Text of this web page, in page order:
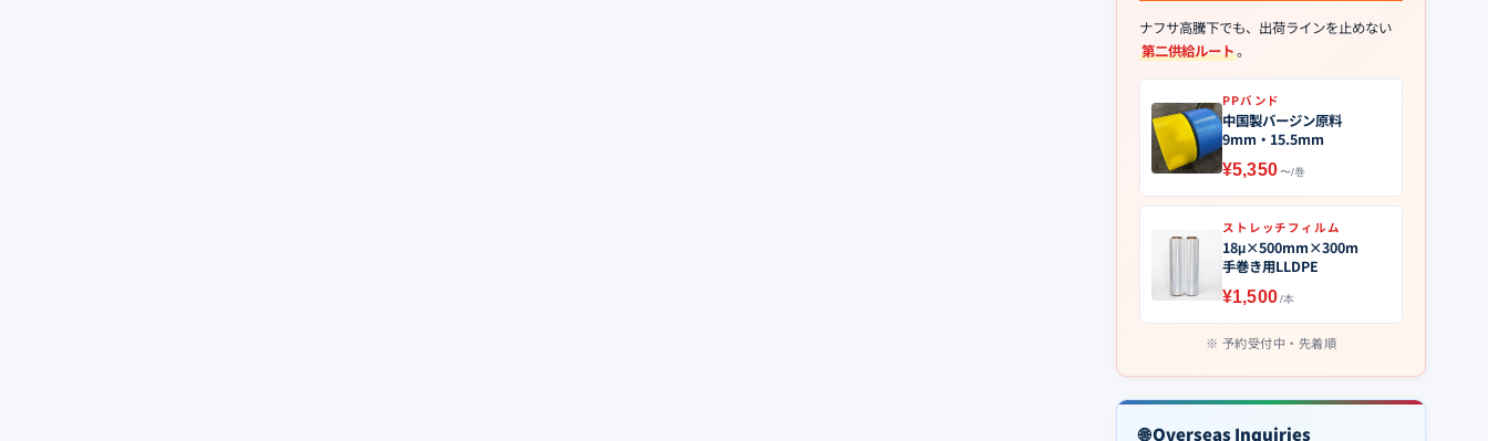
ナフサ高騰下でも、出荷ラインを止めない
第二供給ルート。
PPバンド
中国製バージン原料
9mm・15.5mm
¥5,350〜/巻
ストレッチフィルム
18μ×500mm×300m
手巻き用LLDPE
¥1,500/本
予約受付中・先着順
🌐 Overseas Inquiries